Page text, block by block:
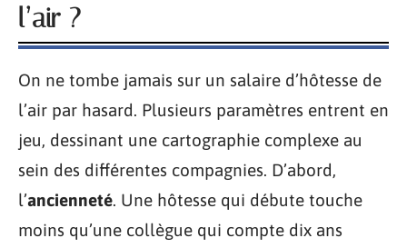
l’air ?
On ne tombe jamais sur un salaire d’hôtesse de
l’air par hasard. Plusieurs paramètres entrent en
jeu, dessinant une cartographie complexe au
sein des différentes compagnies. D’abord,
l’ancienneté. Une hôtesse qui débute touche
moins qu’une collègue qui compte dix ans